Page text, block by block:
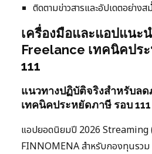
ติดตามข่าวสารและอัปเดตอย่างส
เครื่องมือและแอปแนะ
Freelance เทคนิคปร
111
แนวทางปฏิบัติจริงสำหรับล
เทคนิคประหยัดภาษี รอบ 111
แอปยอดนิยมปี 2026 Streaming
FINNOMENA สำหรับกองทุนรว